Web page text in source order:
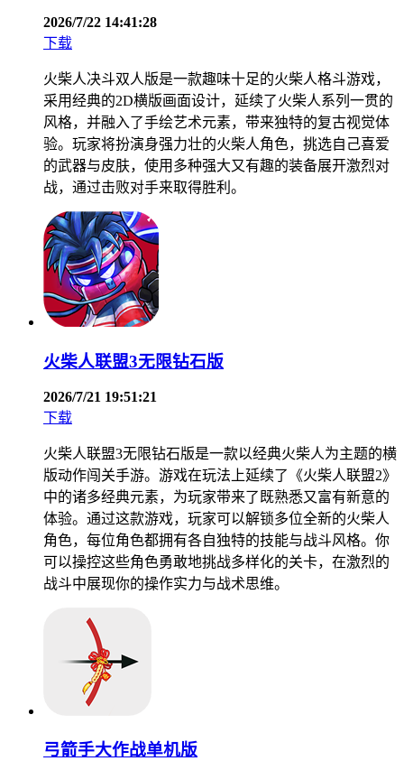
2026/7/22 14:41:28
下载
火柴人决斗双人版是一款趣味十足的火柴人格斗游戏，
采用经典的2D横版画面设计，延续了火柴人系列一贯的
风格，并融入了手绘艺术元素，带来独特的复古视觉体
验。玩家将扮演身强力壮的火柴人角色，挑选自己喜爱
的武器与皮肤，使用多种强大又有趣的装备展开激烈对
战，通过击败对手来取得胜利。
火柴人联盟3无限钻石版
2026/7/21 19:51:21
下载
火柴人联盟3无限钻石版是一款以经典火柴人为主题的横
版动作闯关手游。游戏在玩法上延续了《火柴人联盟2》
中的诸多经典元素，为玩家带来了既熟悉又富有新意的
体验。通过这款游戏，玩家可以解锁多位全新的火柴人
角色，每位角色都拥有各自独特的技能与战斗风格。你
可以操控这些角色勇敢地挑战多样化的关卡，在激烈的
战斗中展现你的操作实力与战术思维。
弓箭手大作战单机版